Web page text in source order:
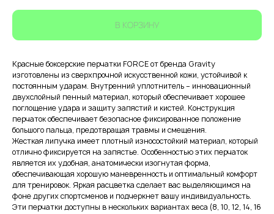
В КОРЗИНУ
Красные боксерские перчатки FORCE от бренда Gravity
изготовлены из сверхпрочной искусственной кожи, устойчивой к
постоянным ударам. Внутренний уплотнитель – инновационный
двухслойный пенный материал, который обеспечивает хорошее
поглощение удара и защиту запястий и кистей. Конструкция
перчаток обеспечивает безопасное фиксированное положение
большого пальца, предотвращая травмы и смещения.
Жесткая липучка имеет плотный износостойкий материал, который
отлично фиксируется на запястье. Особенностью этих перчаток
является их удобная, анатомически изогнутая форма,
обеспечивающая хорошую маневренность и оптимальный комфорт
для тренировок. Яркая расцветка сделает вас выделяющимся на
фоне других спортсменов и подчеркнет вашу индивидуальность.
Эти перчатки доступны в нескольких вариантах веса (8, 10, 12, 14, 16